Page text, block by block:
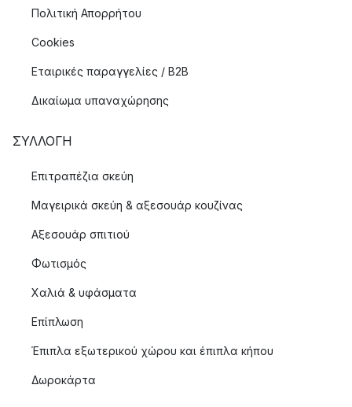
Πολιτική Απορρήτου
Cookies
Εταιρικές παραγγελίες / B2B
Δικαίωμα υπαναχώρησης
ΣΥΛΛΟΓΉ
Επιτραπέζια σκεύη
Μαγειρικά σκεύη & αξεσουάρ κουζίνας
Αξεσουάρ σπιτιού
Φωτισμός
Χαλιά & υφάσματα
Επίπλωση
Έπιπλα εξωτερικού χώρου και έπιπλα κήπου
Δωροκάρτα